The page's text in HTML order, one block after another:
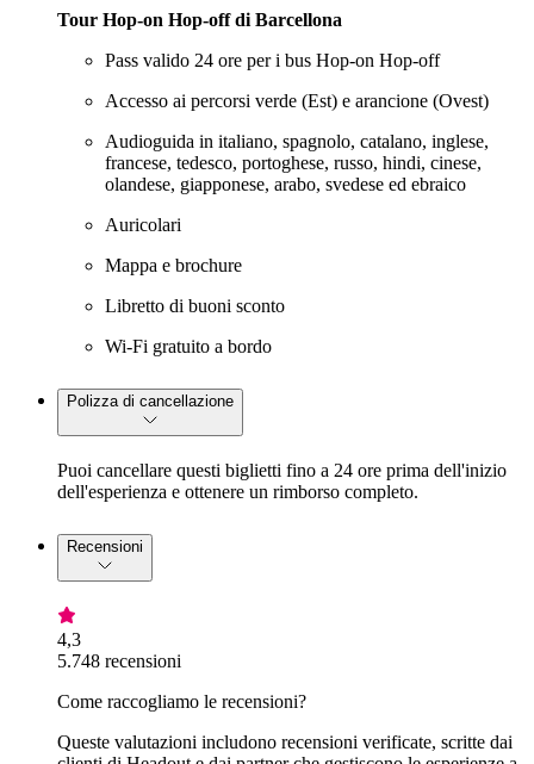
Tour Hop-on Hop-off di Barcellona
Pass valido 24 ore per i bus Hop-on Hop-off
Accesso ai percorsi verde (Est) e arancione (Ovest)
Audioguida in italiano, spagnolo, catalano, inglese,
francese, tedesco, portoghese, russo, hindi, cinese,
olandese, giapponese, arabo, svedese ed ebraico
Auricolari
Mappa e brochure
Libretto di buoni sconto
Wi-Fi gratuito a bordo
Polizza di cancellazione
Puoi cancellare questi biglietti fino a 24 ore prima dell'inizio
dell'esperienza e ottenere un rimborso completo.
Recensioni
4,3
5.748 recensioni
Come raccogliamo le recensioni?
Queste valutazioni includono recensioni verificate, scritte dai